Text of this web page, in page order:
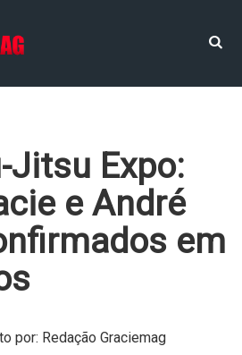
Jitsu Expo:
e André
em
Redação Graciemag